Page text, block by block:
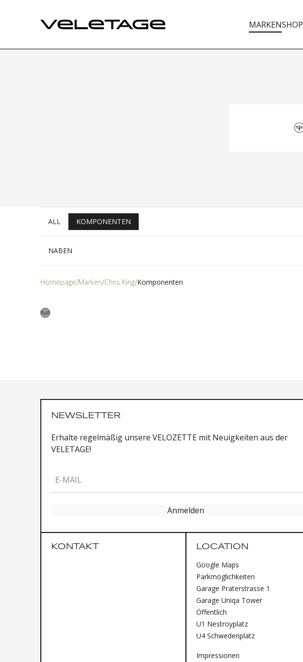
MARKENSHOP
ALL KOMPONENTEN
NABEN
Homepage Marken Chris King Komponenten
NEWSLETTER
Erhalte regelmäßig unsere VELOZETTE mit Neuigkeiten aus der
VELETAGE!
E-MAIL
Anmelden
KONTAKT LOCATION
Google Maps
Parkmöglichkeiten
Garage Praterstrasse 1
Garage Uniqa Tower
Öffentlich
U1 Nestroyplatz
U4 Schwedenplatz
Impressionen